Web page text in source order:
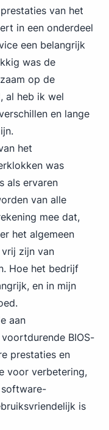
van het
in een onderdeel
een belangrijk
was de
op de
al heb ik wel
en lange
het
was
als ervaren
van alle
mee dat,
het algemeen
zijn van
Hoe het bedrijf
en in mijn
aan
BIOS-
prestaties en
voor verbetering,
software-
is